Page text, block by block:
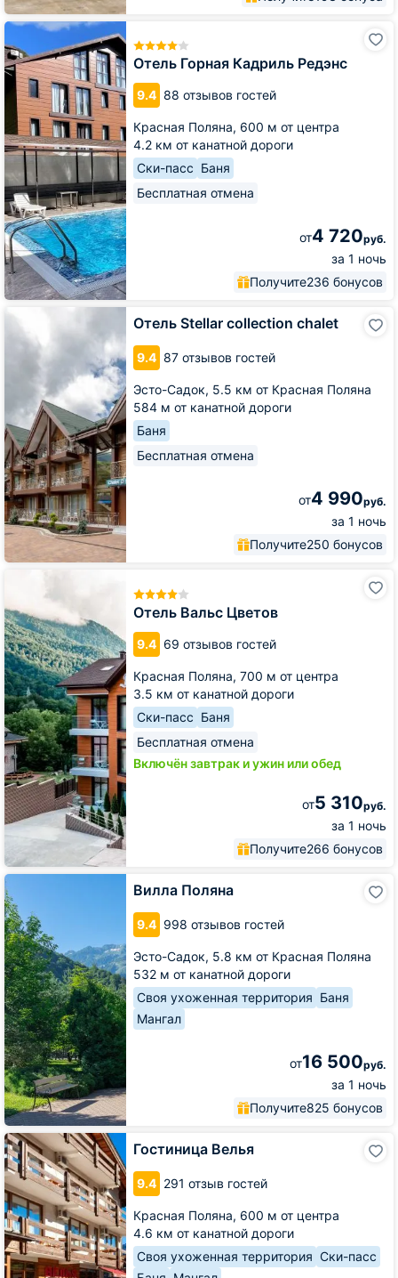
Отель Горная Кадриль Редэнс
9.4 88 отзывов гостей
Красная Поляна, 600 м от центра
4.2 км от канатной дороги
Ски-пасс Баня
Бесплатная отмена
от4 720руб.
за 1 ночь
Получите236 бонусов
Отель
Горная
Кадриль
Редэнс
Отель Stellar collection chalet
9.4 87 отзывов гостей
Эсто-Садок, 5.5 км от Красная Поляна
584 м от канатной дороги
Баня
Бесплатная отмена
от4 990руб.
за 1 ночь
Получите250 бонусов
Отель
Stellar
collection
Отель Вальс Цветов
9.4 69 отзывов гостей
Красная Поляна, 700 м от центра
3.5 км от канатной дороги
Ски-пасс Баня
Бесплатная отмена
Включён завтрак и ужин или обед
от5 310руб.
за 1 ночь
Получите266 бонусов
Цветов
Вилла Поляна
9.4 998 отзывов гостей
Эсто-Садок, 5.8 км от Красная Поляна
532 м от канатной дороги
Своя ухоженная территория Баня
Мангал
от16 500руб.
за 1 ночь
Получите825 бонусов
Вилла
Поляна
Гостиница Велья
9.4 291 отзыв гостей
Красная Поляна, 600 м от центра
4.6 км от канатной дороги
Своя ухоженная территория Ски-пасс
Гостиница
Велья